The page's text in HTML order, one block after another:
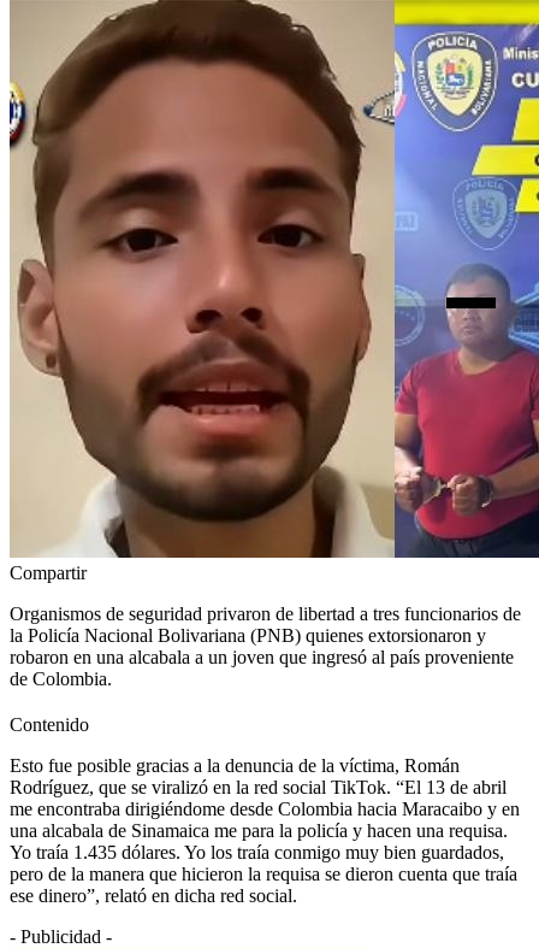
Compartir
Organismos de seguridad privaron de libertad a tres funcionarios de
la Policía Nacional Bolivariana (PNB) quienes extorsionaron y
robaron en una alcabala a un joven que ingresó al país proveniente
de Colombia.
Contenido
Esto fue posible gracias a la denuncia de la víctima, Román
Rodríguez, que se viralizó en la red social TikTok. “El 13 de abril
me encontraba dirigiéndome desde Colombia hacia Maracaibo y en
una alcabala de Sinamaica me para la policía y hacen una requisa.
Yo traía 1.435 dólares. Yo los traía conmigo muy bien guardados,
pero de la manera que hicieron la requisa se dieron cuenta que traía
ese dinero”, relató en dicha red social.
- Publicidad -